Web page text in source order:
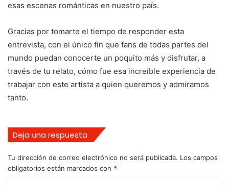
esas escenas románticas en nuestro país.
Gracias por tomarte el tiempo de responder esta
entrevista, con el único fin que fans de todas partes del
mundo puedan conocerte un poquito más y disfrutar, a
través de tu relato, cómo fue esa increíble experiencia de
trabajar con este artista a quien queremos y admiramos
tanto.
Deja una respuesta
Tu dirección de correo electrónico no será publicada. Los campos
obligatorios están marcados con *